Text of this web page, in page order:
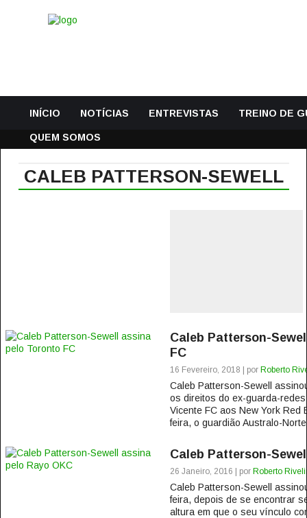
INÍCIO NOTÍCIAS ENTREVISTAS TREINO DE
QUEM SOMOS
CALEB PATTERSON-SEWELL
Caleb Patterson-
FC
16 Fevereiro, 2018 | por Roberto
Caleb Patterson-Sewell
os direitos do ex-guarda-
Vicente FC aos New York
feira, o guardião Australo-
Caleb Patterson-
26 Janeiro, 2016 | por Roberto
Caleb Patterson-Sewell
feira, depois de se encontrar
altura em que o seu vínculo